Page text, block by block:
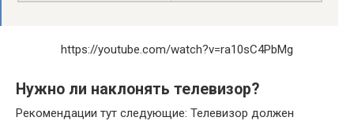
https://youtube.com/watch?v=ra10sC4PbMg
Нужно ли наклонять телевизор?
Рекомендации тут следующие: Телевизор должен